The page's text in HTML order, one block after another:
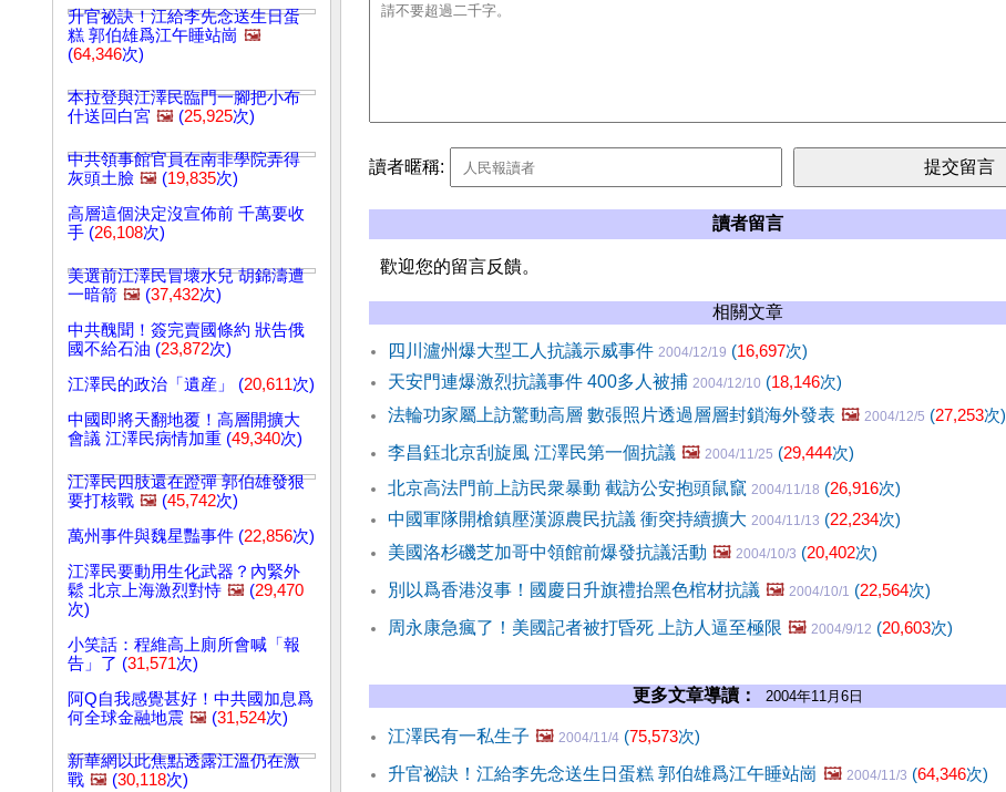
升官祕訣！江給李先念送生日蛋
糕 郭伯雄爲江午睡站崗 🖼️
(64,346次)
本拉登與江澤民臨門一腳把小布
什送回白宮 🖼️ (25,925次)
中共領事館官員在南非學院弄得
灰頭土臉 🖼️ (19,835次)
高層這個決定沒宣佈前 千萬要收
手 (26,108次)
美選前江澤民冒壞水兒 胡錦濤遭
一暗箭 🖼️ (37,432次)
中共醜聞！簽完賣國條約 狀告俄
國不給石油 (23,872次)
江澤民的政治「遺産」 (20,611次)
中國即將天翻地覆！高層開擴大
會議 江澤民病情加重 (49,340次)
江澤民四肢還在蹬彈 郭伯雄發狠
要打核戰 🖼️ (45,742次)
萬州事件與魏星豔事件 (22,856次)
江澤民要動用生化武器？內緊外
鬆 北京上海激烈對恃 🖼️ (29,470
次)
小笑話：程維高上廁所會喊「報
告」了 (31,571次)
阿Q自我感覺甚好！中共國加息爲
何全球金融地震 🖼️ (31,524次)
新華網以此焦點透露江溫仍在激
戰 🖼️ (30,118次)
讀者暱稱:
讀者留言
歡迎您的留言反饋。
相關文章
四川瀘州爆大型工人抗議示威事件 2004/12/19 (16,697次)
天安門連爆激烈抗議事件 400多人被捕 2004/12/10 (18,146次)
法輪功家屬上訪驚動高層 數張照片透過層層封鎖海外發表 🖼️ 2004/12/5 (27,253次)
李昌鈺北京刮旋風 江澤民第一個抗議 🖼️ 2004/11/25 (29,444次)
北京高法門前上訪民衆暴動 截訪公安抱頭鼠竄 2004/11/18 (26,916次)
中國軍隊開槍鎮壓漢源農民抗議 衝突持續擴大 2004/11/13 (22,234次)
美國洛杉磯芝加哥中領館前爆發抗議活動 🖼️ 2004/10/3 (20,402次)
別以爲香港沒事！國慶日升旗禮抬黑色棺材抗議 🖼️ 2004/10/1 (22,564次)
周永康急瘋了！美國記者被打昏死 上訪人逼至極限 🖼️ 2004/9/12 (20,603次)
更多文章導讀： 2004年11月6日
江澤民有一私生子 🖼️ 2004/11/4 (75,573次)
升官祕訣！江給李先念送生日蛋糕 郭伯雄爲江午睡站崗 🖼️ 2004/11/3 (64,346次)